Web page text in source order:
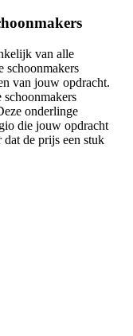
van alle
schoonmakers
van jouw opdracht.
onderlinge
die jouw opdracht
de prijs een stuk